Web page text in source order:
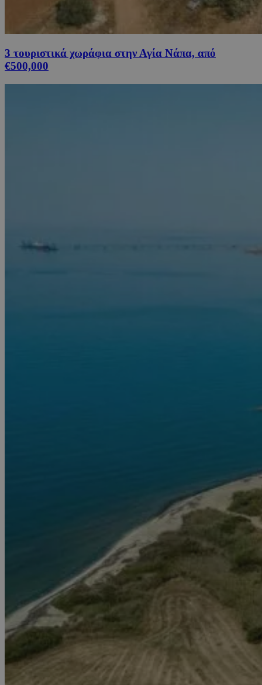
3 τουριστικά χωράφια στην Αγία Νάπα, από
€500,000